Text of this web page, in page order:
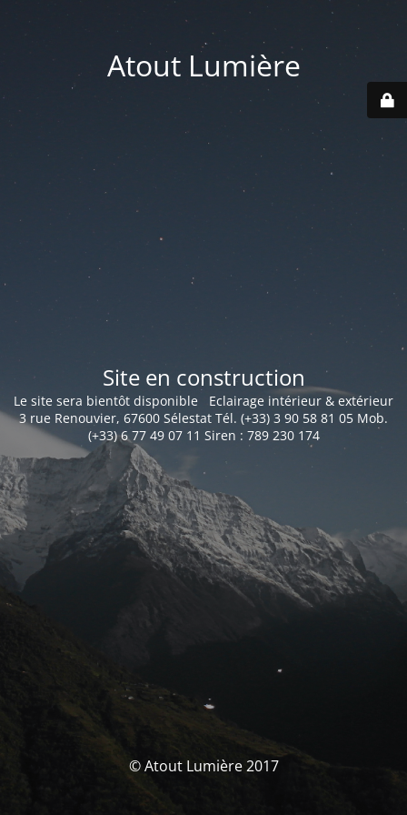
Atout Lumière
Site en construction
Le site sera bientôt disponible Eclairage intérieur & extérieur
3 rue Renouvier, 67600 Sélestat Tél. (+33) 3 90 58 81 05 Mob.
(+33) 6 77 49 07 11 Siren : 789 230 174
© Atout Lumière 2017